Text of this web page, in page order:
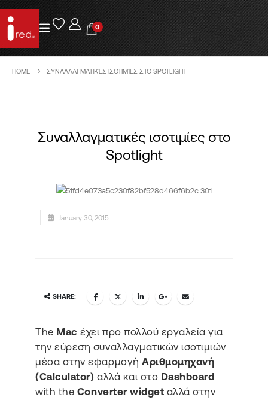
0
HOME ΣΥΝΑΛΛΑΓΜΑΤΙΚΈΣ ΙΣΟΤΙΜΊΕΣ ΣΤΟ SPOTLIGHT
Συναλλαγματικές ισοτιμίες στο
Spotlight
January 30, 2015
SHARE:
The Macέχει προ πολλού εργαλεία για
την εύρεση συναλλαγματικών ισοτιμιών
μέσα στην εφαρμογήΑριθμομηχανή
(Calculator) αλλά και στο Dashboard
with the Converter widget αλλά στην